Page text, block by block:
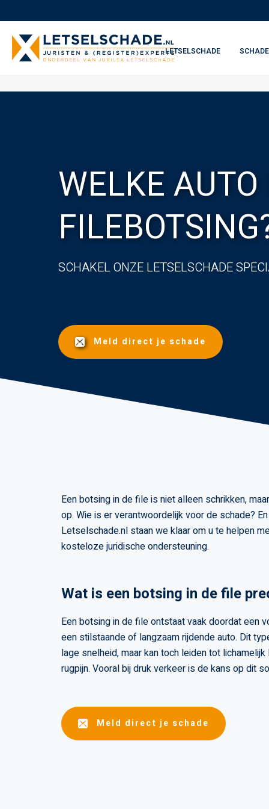
LETSELSCHADE
WELKE
SCHAKEL ONZE LETSELSCHADE
Meld direct je schade
Een botsing in de file is niet alleen schrikken,
op. Wie is er verantwoordelijk voor de schade?
Letselschade.nl staan we klaar om u te helpen
kosteloze juridische ondersteuning.
Wat is een botsing in de file
Een botsing in de file ontstaat vaak doordat een
een stilstaande of langzaam rijdende auto. Dit
lage snelheid, maar kan toch leiden tot
rugpijn. Vooral bij druk verkeer is de kans op dit
Meld direct je schade